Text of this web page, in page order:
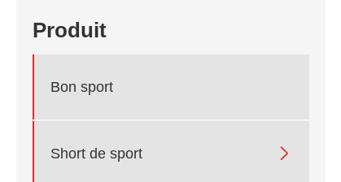
Produit
Bon sport
Short de sport 